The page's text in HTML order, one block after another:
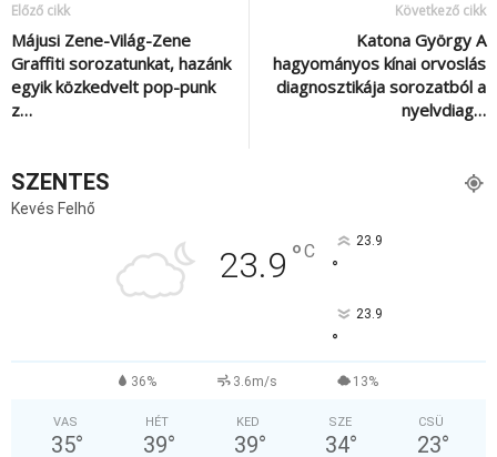
Előző cikk
Májusi Zene-Világ-Zene
Graffiti sorozatunkat, hazánk
egyik közkedvelt pop-punk
z…
Következő cikk
Katona György A
hagyományos kínai orvoslás
diagnosztikája sorozatból a
nyelvdiag…
SZENTES
Kevés Felhő
23.9 °C 23.9
°
23.9
°
36% 3.6m/s 13%
VAS
35°
HÉT
39°
KED
39°
SZE
34°
CSÜ
23°